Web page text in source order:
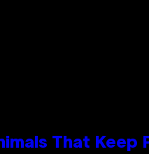
That